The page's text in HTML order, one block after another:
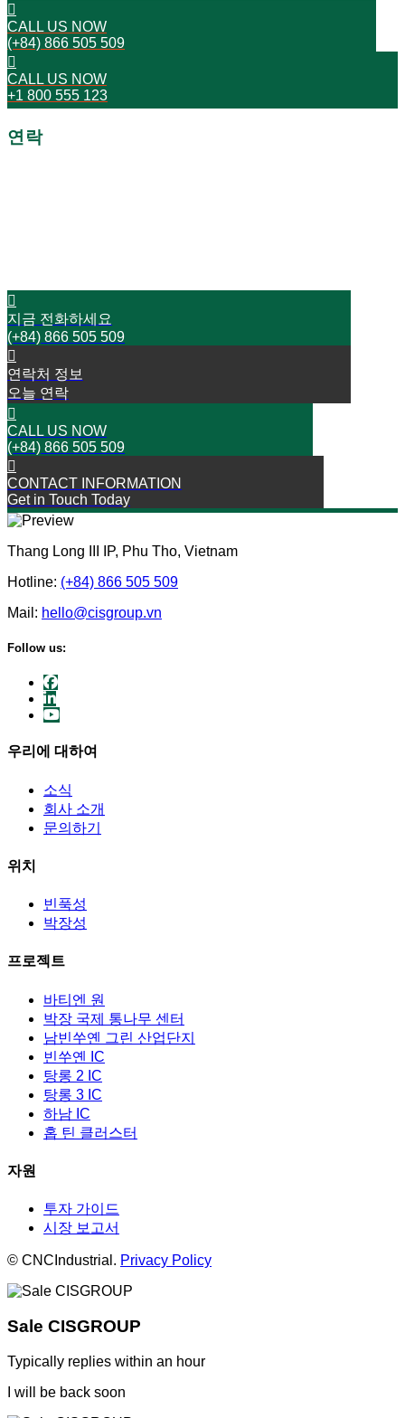
CALL US NOW
(+84) 866 505 509
CALL US NOW
+1 800 555 123
연락
지금 전화하세요
(+84) 866 505 509
연락처 정보
오늘 연락
CALL US NOW
(+84) 866 505 509
CONTACT INFORMATION
Get in Touch Today
Thang Long III IP, Phu Tho, Vietnam
Hotline: (+84) 866 505 509
Mail: hello@cisgroup.vn
Follow us:
우리에 대하여
소식
회사 소개
문의하기
위치
빈푹성
박장성
프로젝트
바티엔 원
박장 국제 통나무 센터
남빈쑤옌 그린 산업단지
빈쑤옌 IC
탕롱 2 IC
탕롱 3 IC
하남 IC
홉 틴 클러스터
자원
투자 가이드
시장 보고서
© CNCIndustrial. Privacy Policy
Sale CISGROUP
Typically replies within an hour
I will be back soon